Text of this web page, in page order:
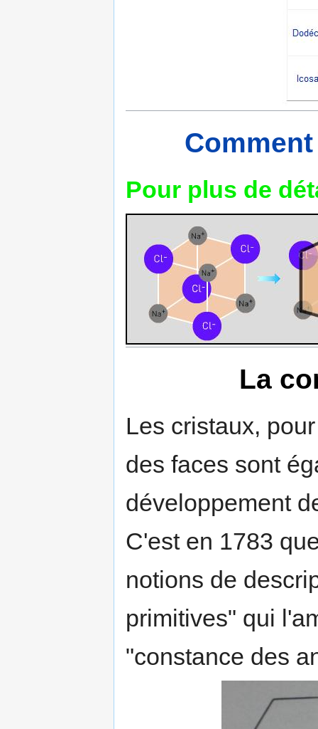
Pour plus de
La
Les cristaux,
des faces sont
développement
C'est en 1783
notions de
primitives" qui
"constance des